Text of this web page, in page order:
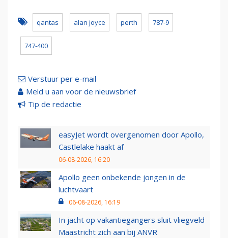
qantas alan joyce perth 787-9
747-400
Verstuur per e-mail
Meld u aan voor de nieuwsbrief
Tip de redactie
easyJet wordt overgenomen door Apollo,
Castlelake haakt af
06-08-2026, 16:20
Apollo geen onbekende jongen in de
luchtvaart
06-08-2026, 16:19
In jacht op vakantiegangers sluit vliegveld
Maastricht zich aan bij ANVR